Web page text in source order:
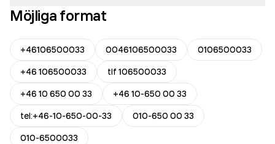
Möjliga format
+46106500033 0046106500033
0106500033
+46 106500033
tlf 106500033
+46 10 650 00 33
+46 10-650 00 33
tel:+46-10-650-00-33
010-650 00 33
010-6500033